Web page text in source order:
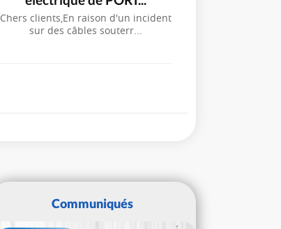
Chers clients,En raison d'un incident
sur des câbles souterr...
Communiqués